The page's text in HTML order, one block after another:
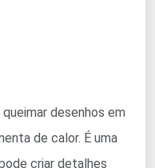
desenhos em
de calor. É uma
criar detalhes